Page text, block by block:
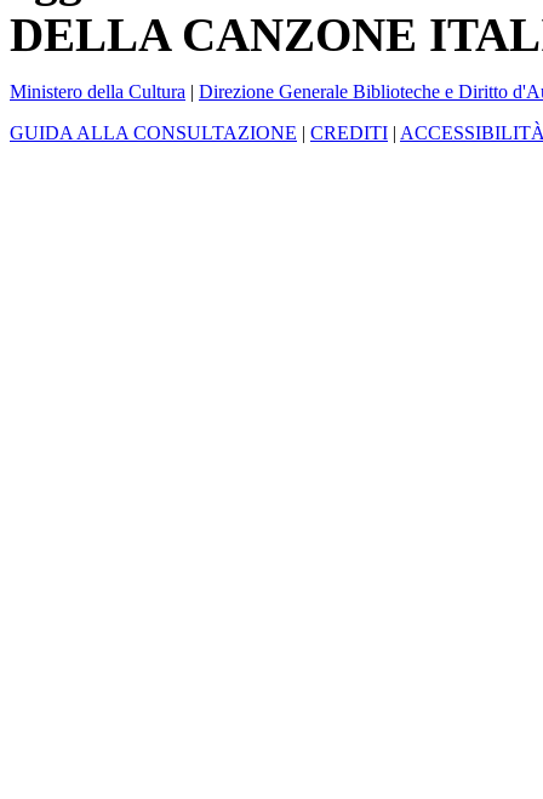
DELLA CANZONE
Ministero della Cultura | Direzione Generale Biblioteche e Diritto
GUIDA ALLA CONSULTAZIONE | CREDITI |